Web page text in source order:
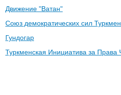
Движение "Ватан"
Союз демократических сил
Гундогар
Туркменская Инициатива за Права